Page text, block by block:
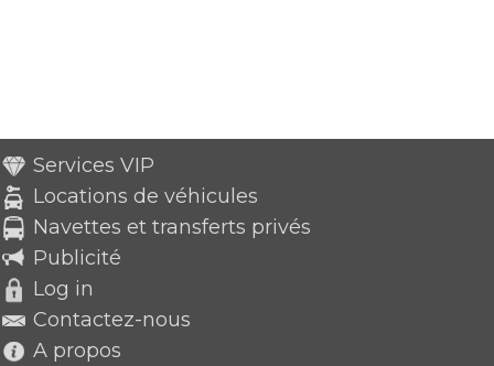
Services VIP
Locations de véhicules
Navettes et transferts privés
Publicité
Log in
Contactez-nous
A propos